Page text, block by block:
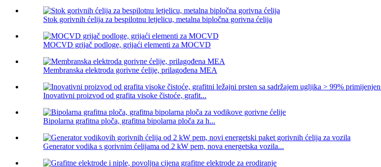
Stok gorivnih ćelija za bespilotnu letjelicu, metalna bipločna gorivna ćelija
MOCVD grijač podloge, grijaći elementi za MOCVD
Membranska elektroda gorivne ćelije, prilagođena MEA
Inovativni proizvod od grafita visoke čistoće, grafit...
Bipolarna grafitna ploča, grafitna bipolarna ploča za h...
Generator vodika s gorivnim ćelijama od 2 kW pem, nova energetska vozila...